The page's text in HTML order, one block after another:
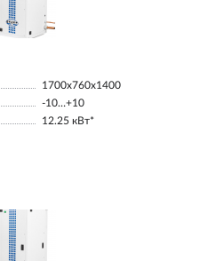
1700х760х1400
-10…+10
12.25 кВт*